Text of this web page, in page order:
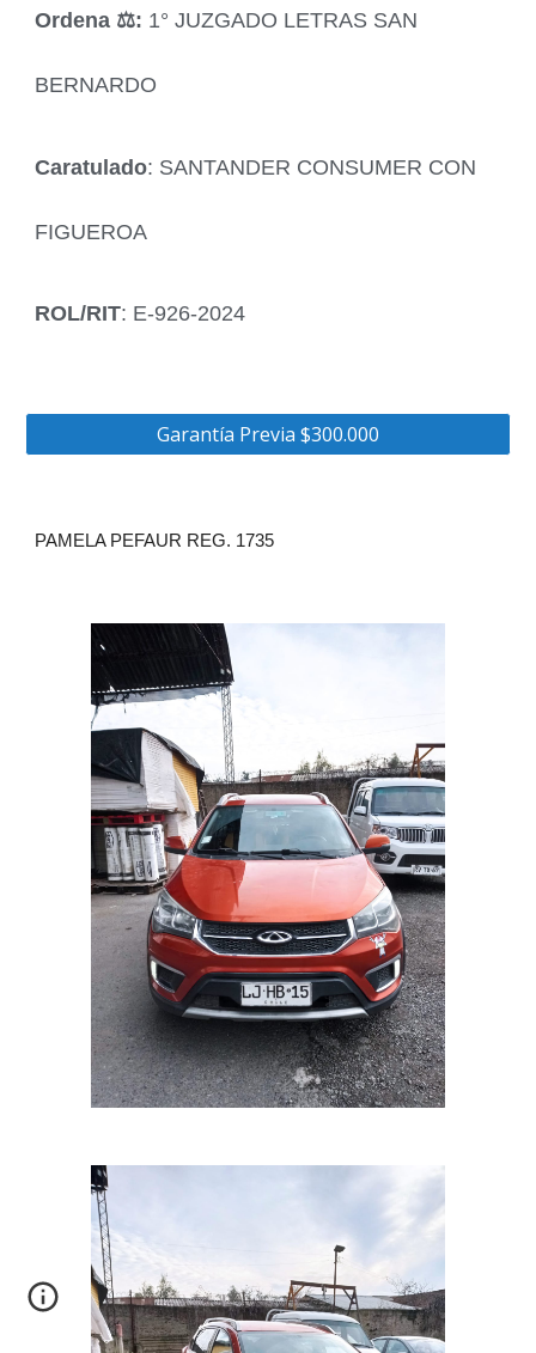
Ordena ‍⚖️: 1° JUZGADO LETRAS SAN
BERNARDO
Caratulado: SANTANDER CONSUMER CON
FIGUEROA
ROL/RIT: E-926-2024
Garantía Previa $300.000
PAMELA PEFAUR REG. 1735